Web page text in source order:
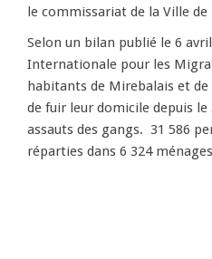
le commissariat de la Ville
Selon un bilan publié le 6
Internationale pour les
habitants de Mirebalais et de
de fuir leur domicile depuis
assauts des gangs. 31 586
réparties dans 6 324